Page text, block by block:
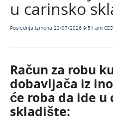
Primeri vezani za
Interni obračun
Avansni i konačni
Automatska izrada
knjiženja na Izvodu
Knjižno odobrenje -
u carinsko
Poslednja izmena 23/07/2026 9:51 am
Račun za robu
dobavljača iz
će roba da ide u
skladište: